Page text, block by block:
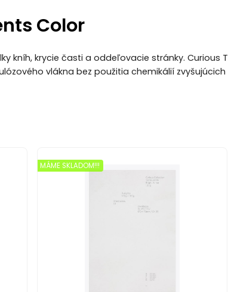
Color
kníh, krycie časti a oddeľovacie stránky. Curious
vlákna bez použitia chemikálií
MÁME SKLADOM!!!